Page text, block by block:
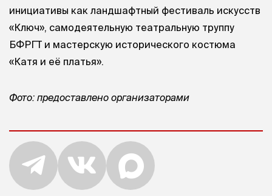
инициативы как ландшафтный фестиваль искусств
«Ключ», самодеятельную театральную труппу
БФРГТ и мастерскую исторического костюма
«Катя и её платья».
Фото: предоставлено организаторами